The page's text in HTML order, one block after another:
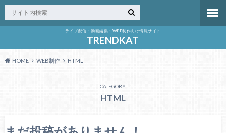
ライブ配信・動画編集・WBE制作向け情報サイト
TRENDKAT
HOME WEB制作 HTML
CATEGORY
HTML